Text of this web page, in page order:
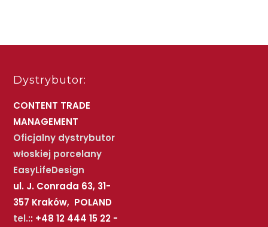
Dystrybutor:
CONTENT TRADE
MANAGEMENT
Oficjalny dystrybutor
włoskiej porcelany
EasyLifeDesign
ul. J. Conrada 63, 31-
357 Kraków, POLAND
tel.:: +48 12 444 15 22 -